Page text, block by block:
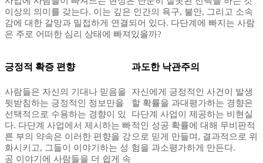
이상의 의미를 갖는다. 이는 깊은 인간의 욕구, 불안, 그리고 소속
감에 대한 갈망과 밀접하게 연결되어 있다. 다단계에 빠지는 사람
은 주로 어떠한 심리 상태에 빠져있을까?
긍정적 확증 편향
사람들은 자신의 기대나 믿음을
뒷받침하는 긍정적인 정보만을
선택적으로 수용하는 경향이 있
다. 다단계 사업에서 제시하는 빠
른 부의 약속은 이러한 편향을 강
화시키고, 그들이 이야기하는 성
공 이야기에 사람들을 더 쉽게 속
과도한 낙관주의
자신에게 긍정적인 사건이 발생
할 확률을 과대평가하는 경향은
다단계 사업이 제공하는 비현실
적인 성공 확률에 대해 무비판적
으로 믿게 만들며, 결과적으로 위
험을 과소평가하게 만든다.